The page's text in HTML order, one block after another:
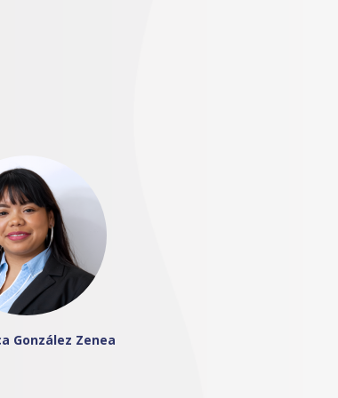
González Zenea